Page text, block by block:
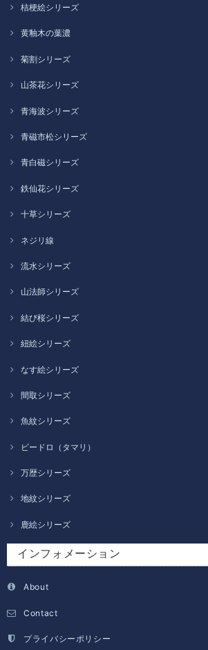
桔梗絵シリーズ
黄釉木の葉濃
菊割シリーズ
山茶花シリーズ
青海波シリーズ
青磁市松シリーズ
青白磁シリーズ
鉄仙花シリーズ
十草シリーズ
ネジリ線
流水シリーズ
山法師シリーズ
結び桜シリーズ
紐絵シリーズ
なす絵シリーズ
間取シリーズ
魚紋シリーズ
ビードロ（タマリ）
万歴シリーズ
地紋シリーズ
鹿絵シリーズ
インフォメーション
About
Contact
プライバシーポリシー